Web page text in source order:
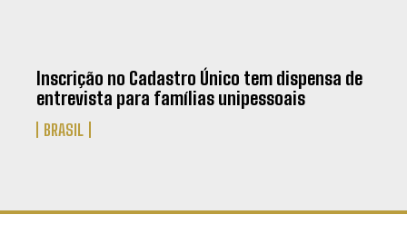
Inscrição no Cadastro Único tem dispensa de
entrevista para famílias unipessoais
BRASIL